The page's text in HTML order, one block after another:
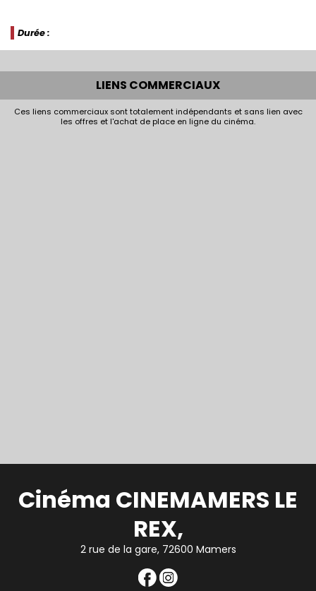
Durée :
LIENS COMMERCIAUX
Ces liens commerciaux sont totalement indépendants et sans lien avec
les offres et l'achat de place en ligne du cinéma.
Cinéma CINEMAMERS LE
REX,
2 rue de la gare, 72600 Mamers